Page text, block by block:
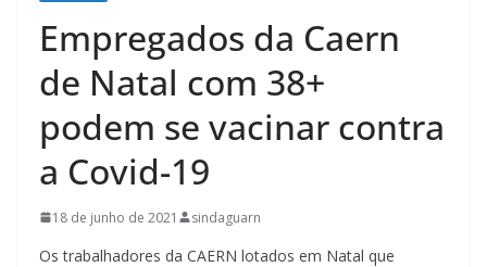
Empregados da Caern
de Natal com 38+
podem se vacinar contra
a Covid-19
18 de junho de 2021 sindaguarn
Os trabalhadores da CAERN lotados em Natal que